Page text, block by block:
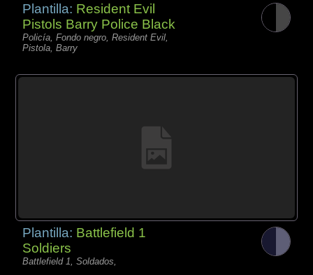
Plantilla: Resident Evil
Pistols Barry Police Black
Policía, Fondo negro, Resident Evil,
Pistola, Barry
Plantilla: Battlefield 1
Soldiers
Battlefield 1, Soldados,